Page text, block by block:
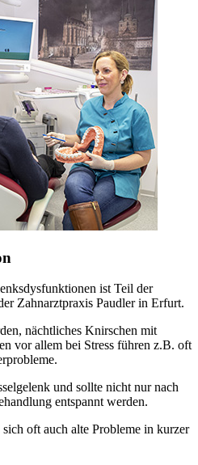
ist Teil der
Zahnarztpraxis Paudler in Erfurt.
nächtliches Knirschen mit
vor allem bei Stress führen z.B. oft
und sollte nicht nur nach
entspannt werden.
oft auch alte Probleme in kurzer